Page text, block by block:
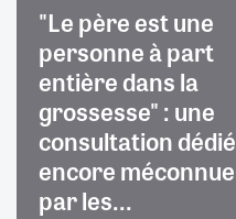
"Le père est une
personne à part
entière dans la
grossesse" : une
consultation
encore méconnue
par les...